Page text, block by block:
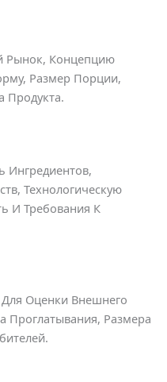
Рынок, Концепцию
Размер Порции,
Продукта.
Ингредиентов,
Технологическую
И Требования К
Оценки Внешнего
Проглатывания, Размера